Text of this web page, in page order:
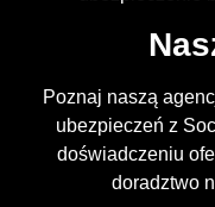
Poznaj naszą
ubezpieczeń z
doświadczeniu
doradztwo